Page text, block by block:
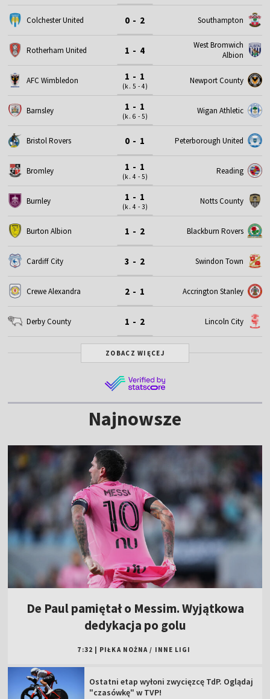
Colchester United 0 - 2 Southampton
Rotherham United 1 - 4
West Bromwich
Albion
AFC Wimbledon 1 - 1
(k. 5 - 4)
Newport County
Barnsley 1 - 1
(k. 6 - 5)
Wigan Athletic
Bristol Rovers 0 - 1 Peterborough United
Bromley 1 - 1
(k. 4 - 5)
Reading
Burnley 1 - 1
(k. 4 - 3)
Notts County
Burton Albion 1 - 2 Blackburn Rovers
Cardiff City 3 - 2 Swindon Town
Crewe Alexandra 2 - 1 Accrington Stanley
Derby County 1 - 2 Lincoln City
ZOBACZ WIĘCEJ
Najnowsze
De Paul pamiętał o Messim. Wyjątkowa
dedykacja po golu
7:32 PIŁKA NOŻNA / INNE LIGI
Ostatni etap wyłoni zwycięzcę TdP. Oglądaj
"czasówkę" w TVP!